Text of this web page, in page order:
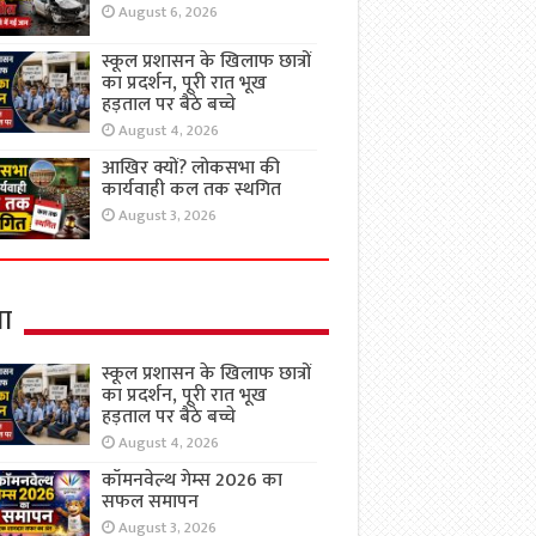
August 6, 2026
स्कूल प्रशासन के खिलाफ छात्रों
का प्रदर्शन, पूरी रात भूख
हड़ताल पर बैठे बच्चे
August 4, 2026
आखिर क्यों? लोकसभा की
कार्यवाही कल तक स्थगित
August 3, 2026
स्कूल प्रशासन के खिलाफ छात्रों
का प्रदर्शन, पूरी रात भूख
हड़ताल पर बैठे बच्चे
August 4, 2026
कॉमनवेल्थ गेम्स 2026 का
सफल समापन
August 3, 2026